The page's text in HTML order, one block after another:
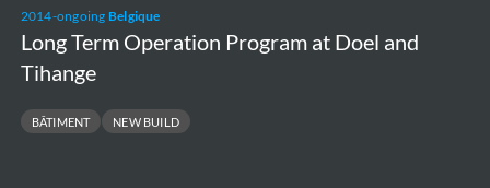
2014-ongoing Belgique
Long Term Operation Program at Doel and
Tihange
BÂTIMENT NEW BUILD